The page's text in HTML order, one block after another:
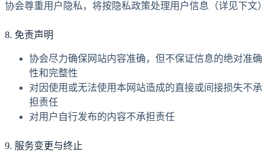
协会尊重用户隐私，将按隐私政策处理用户信息（详见下文）
8. 免责声明
协会尽力确保网站内容准确，但不保证信息的绝对准确
性和完整性
对因使用或无法使用本网站造成的直接或间接损失不承
担责任
对用户自行发布的内容不承担责任
9. 服务变更与终止